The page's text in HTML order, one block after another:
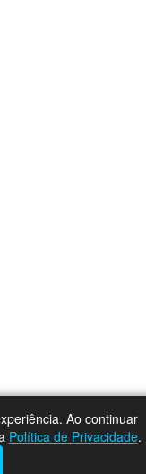
Ao continuar
Política de Privacidade.